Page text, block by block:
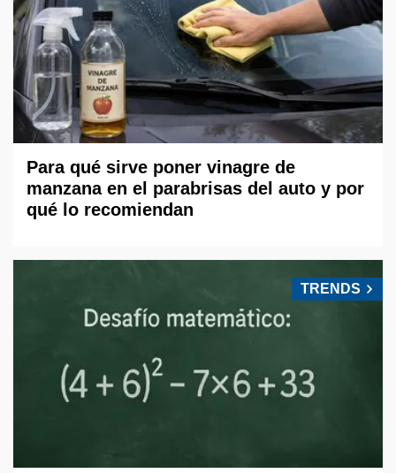
Para qué sirve poner vinagre de
manzana en el parabrisas del auto y por
qué lo recomiendan
TRENDS